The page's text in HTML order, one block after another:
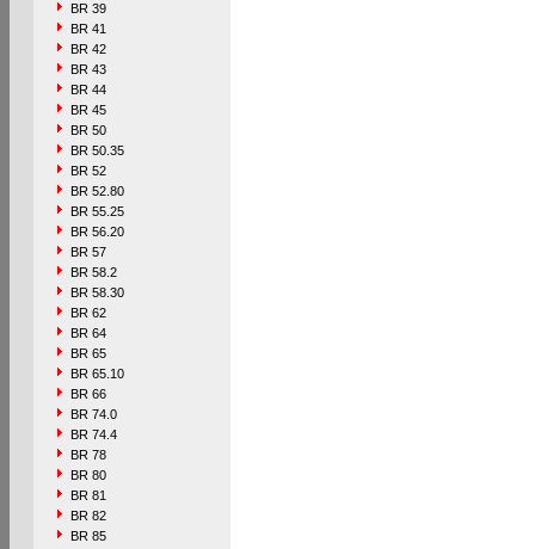
BR 39
BR 41
BR 42
BR 43
BR 44
BR 45
BR 50
BR 50.35
BR 52
BR 52.80
BR 55.25
BR 56.20
BR 57
BR 58.2
BR 58.30
BR 62
BR 64
BR 65
BR 65.10
BR 66
BR 74.0
BR 74.4
BR 78
BR 80
BR 81
BR 82
BR 85